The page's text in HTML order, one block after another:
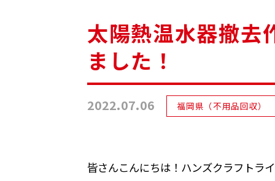
太陽熱温水器撤去
ました！
2022.07.06 福岡県（不用品回収）
皆さんこんにちは！ハンズクラフトラ